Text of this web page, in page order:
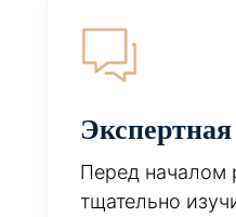
Перед началом
тщательно